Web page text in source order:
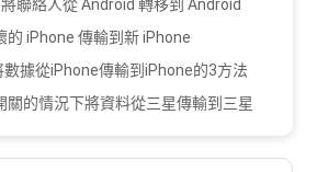
聯絡人從 Android 轉移到 Android
的 iPhone 傳輸到新 iPhone
據從iPhone傳輸到iPhone的3方法
關的情況下將資料從三星傳輸到三星